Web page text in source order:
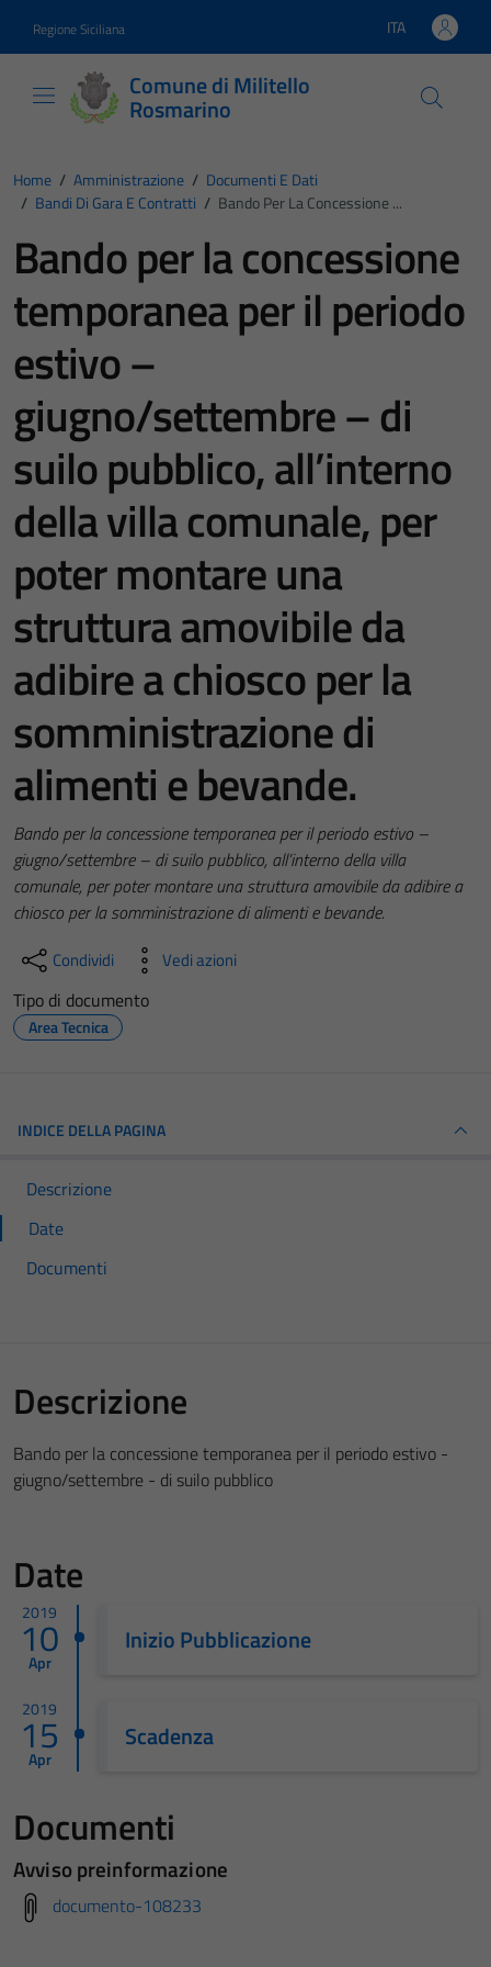
Regione Siciliana Lingua attiva:
ITA
Comune di Militello
Rosmarino
Home / Amministrazione / Documenti E Dati
/ Bandi Di Gara E Contratti / Bando Per La Concessione ...
Bando per la concessione
temporanea per il periodo
estivo –
giugno/settembre – di
suilo pubblico, all’interno
della villa comunale, per
poter montare una
struttura amovibile da
adibire a chiosco per la
somministrazione di
alimenti e bevande.
Bando per la concessione temporanea per il periodo estivo –
giugno/settembre – di suilo pubblico, all’interno della villa
comunale, per poter montare una struttura amovibile da adibire a
chiosco per la somministrazione di alimenti e bevande.
Condividi Vedi azioni
Tipo di documento
Area Tecnica
INDICE DELLA PAGINA
Descrizione
Date
Documenti
Descrizione
Bando per la concessione temporanea per il periodo estivo -
giugno/settembre - di suilo pubblico
Date
2019
10
Apr
Inizio Pubblicazione
2019
15
Apr
Scadenza
Documenti
Avviso preinformazione
documento-108233